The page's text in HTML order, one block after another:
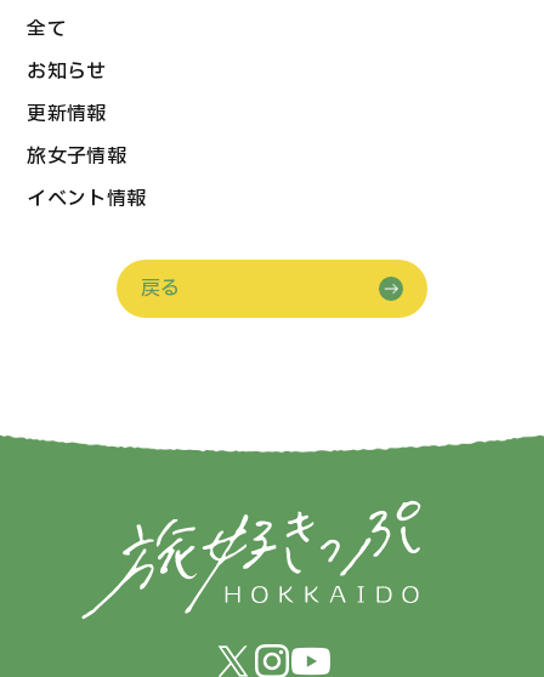
全て
お知らせ
更新情報
旅女子情報
イベント情報
戻る